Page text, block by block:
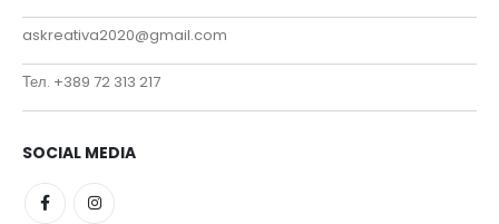
askreativa2020@gmail.com
Тел. +389 72 313 217
SOCIAL MEDIA